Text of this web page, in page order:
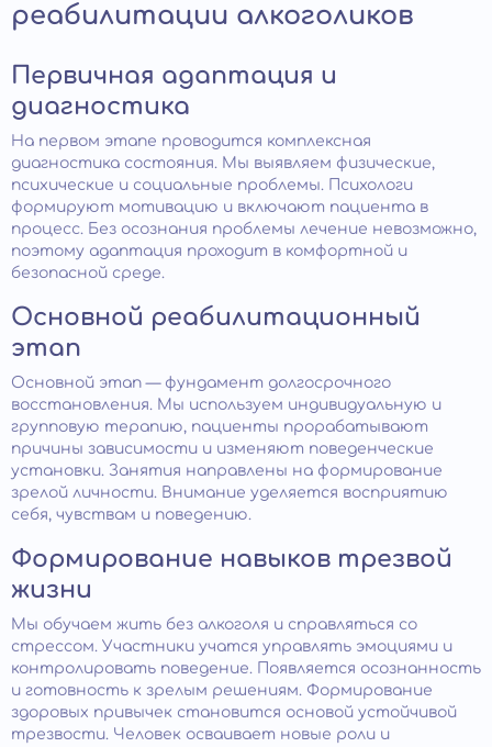
реабилитации алкоголиков
Первичная адаптация и
диагностика
На первом этапе проводится комплексная
диагностика состояния. Мы выявляем физические,
психические и социальные проблемы. Психологи
формируют мотивацию и включают пациента в
процесс. Без осознания проблемы лечение невозможно,
поэтому адаптация проходит в комфортной и
безопасной среде.
Основной реабилитационный
этап
Основной этап — фундамент долгосрочного
восстановления. Мы используем индивидуальную и
групповую терапию, пациенты прорабатывают
причины зависимости и изменяют поведенческие
установки. Занятия направлены на формирование
зрелой личности. Внимание уделяется восприятию
себя, чувствам и поведению.
Формирование навыков трезвой
жизни
Мы обучаем жить без алкоголя и справляться со
стрессом. Участники учатся управлять эмоциями и
контролировать поведение. Появляется осознанность
и готовность к зрелым решениям. Формирование
здоровых привычек становится основой устойчивой
трезвости. Человек осваивает новые роли и